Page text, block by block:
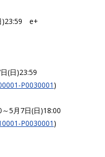
)23:59 e+
(日)23:59
P0030001 )
5月7日(日)18:00
P0030001 )